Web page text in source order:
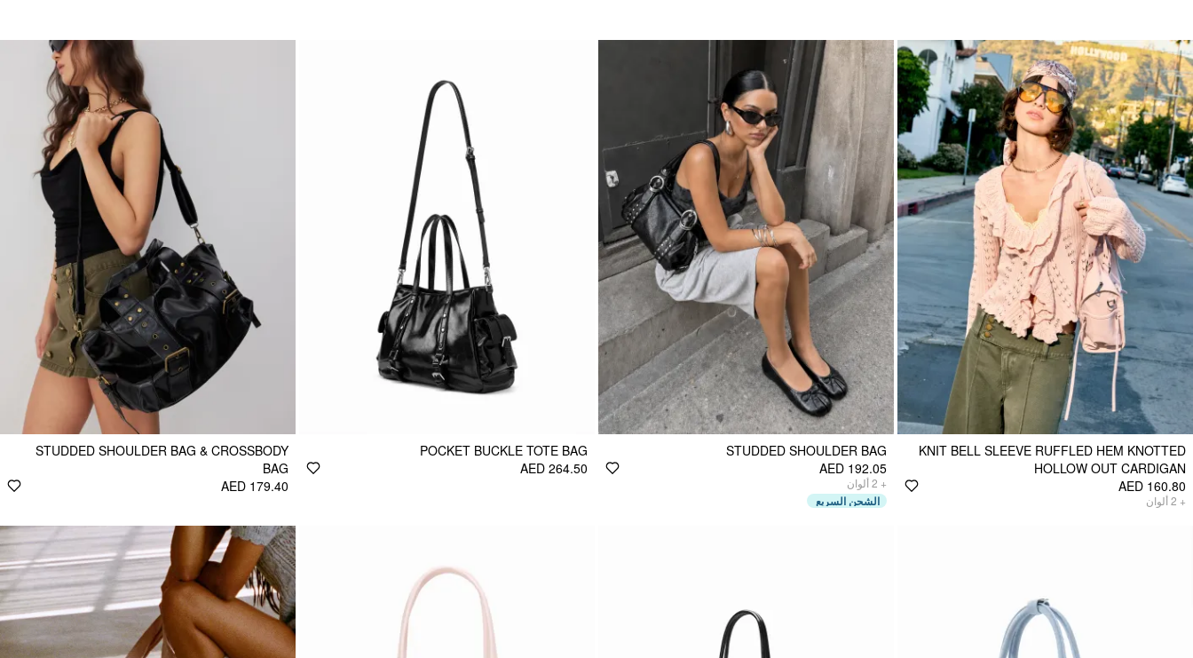
KNIT BELL SLEEVE RUFFLED HEM KNOTTED
HOLLOW OUT CARDIGAN
AED 160.80
+
2ألوان
STUDDED SHOULDER BAG
AED 192.05
+
2ألوان
الشحن السريع
POCKET BUCKLE TOTE BAG
AED 264.50
STUDDED SHOULDER BAG & CROSSBODY
BAG
AED 179.40